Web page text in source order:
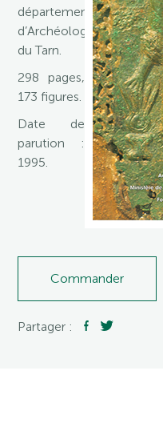
départemental
d’Archéologie
du Tarn.
298 pages,
173 figures.
Date de
parution :
1995.
Commander
Partager :